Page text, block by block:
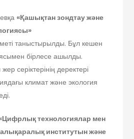
«Қашықтан зондтау және
таныстырылды. Бұл кешен
бірлесе ашылды.
серіктерінің деректері
климат және экология
технологиялар мен
институтын және